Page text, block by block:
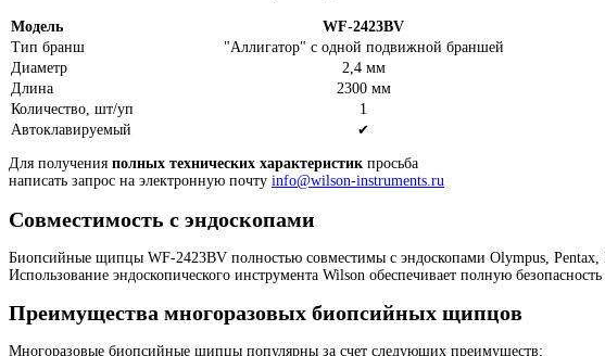
Модель
WF-2423BV
Тип бранш
"Аллигатор" с одной подвижной браншей
Диаметр
2,4 мм
Длина
2300 мм
Количество, шт/уп
1
Автоклавируемый
✔
Для получения полных технических характеристик просьба
написать запрос на электронную почту info@wilson-instruments.ru
Совместимость с эндоскопами
Биопсийные щипцы WF-2423BV полностью совместимы с эндоскопами Olympus, Pentax,
Использование эндоскопического инструмента Wilson обеспечивает полную
Преимущества многоразовых биопсийных щипцов
Многоразовые биопсийные щипцы популярны за счет следующих преимуществ: